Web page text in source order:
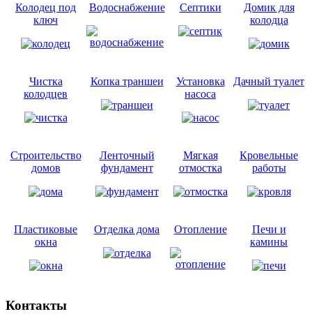
Колодец под
ключ
Водоснабжение Септики
Домик для
колодца
Чистка
колодцев
Копка траншеи
Установка
насоса
Дачный туалет
Строительство
домов
Ленточный
фундамент
Мягкая
отмостка
Кровельные
работы
Пластиковые
окна
Отделка дома Отопление
Печи и
камины
Контакты